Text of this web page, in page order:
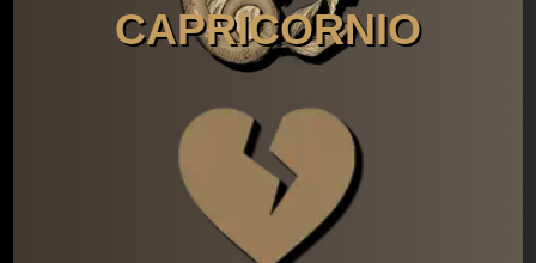
CAPRICORNIO